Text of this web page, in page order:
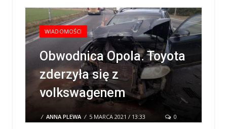
WIADOMOŚCI
Obwodnica Opola. Toyota
zderzyła się z
volkswagenem
/ ANNA PLEWA / 5 MARCA 2021 / 13:33
0
COMMENTS